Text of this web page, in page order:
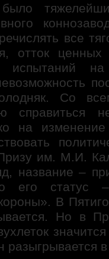
все
отток
испытаний
Со
справиться
на
им. М.И.
название –
его статус
В
Но в
разыгрывается